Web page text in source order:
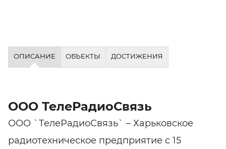
ОПИСАНИЕ ОБЪЕКТЫ ДОСТИЖЕНИЯ
ООО ТелеРадиоСвязь
ООО `ТелеРадиоСвязь` – Харьковское
радиотехническое предприятие с 15